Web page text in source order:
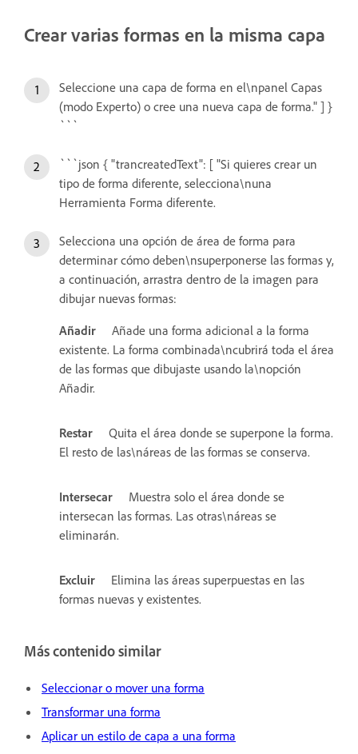
Crear varias formas en la misma capa
Seleccione una capa de forma en el\npanel Capas
(modo Experto) o cree una nueva capa de forma." ] }
```
```json { "trancreatedText": [ "Si quieres crear un
tipo de forma diferente, selecciona\nuna
Herramienta Forma diferente.
Selecciona una opción de área de forma para
determinar cómo deben\nsuperponerse las formas y,
a continuación, arrastra dentro de la imagen para
dibujar nuevas formas:
Añadir
Añade una forma adicional a la forma
existente. La forma combinada\ncubrirá toda el área
de las formas que dibujaste usando la\nopción
Añadir.
Restar
Quita el área donde se superpone la forma.
El resto de las\náreas de las formas se conserva.
Intersecar
Muestra solo el área donde se
intersecan las formas. Las otras\náreas se
eliminarán.
Excluir
Elimina las áreas superpuestas en las
formas nuevas y existentes.
Más contenido similar
Seleccionar o mover una forma
Transformar una forma
Aplicar un estilo de capa a una forma